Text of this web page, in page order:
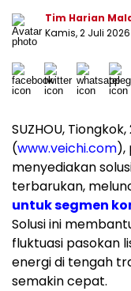
Tim Harian
Kamis, 2 Juli 2026
SUZHOU,
(www.veichi.com),
menyediakan
terbarukan,
untuk segmen
Solusi ini
fluktuasi pasokan
energi di tengah
semakin cepat.